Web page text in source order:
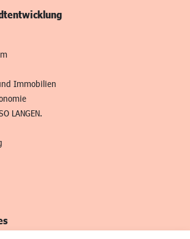
Immobilien
LANGEN.